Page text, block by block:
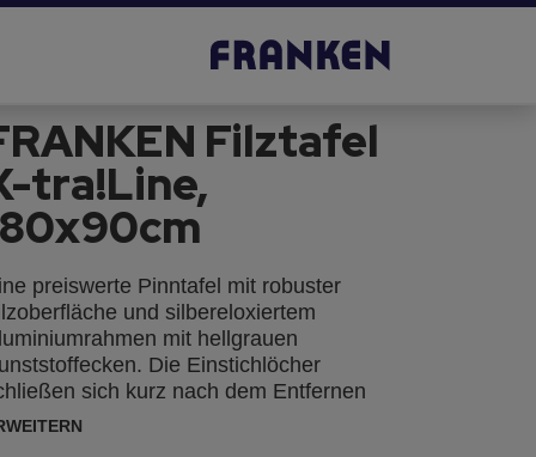
Filztafel
tra!Line,
preiswerte Pinntafel mit robuster
und silbereloxiertem
mit hellgrauen
Die Einstichlöcher
sich kurz nach dem Entfernen
Pinnadeln wieder. Die Montage mit der